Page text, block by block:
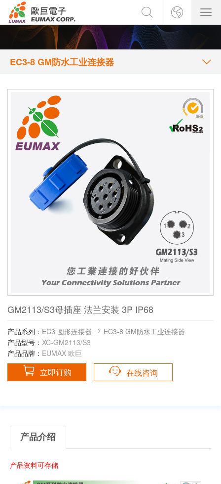
EC3-8 GM防水工业连接器
GM2113/S3母插座 法兰安装 3P IP68
产品系列： EC3 圆形连接器
EC3-8 GM防水工业连接器
产品型号： XC-GM2113/S3
产品品牌： EUMAX 欧巨
立即订购 在线咨询
产品介绍
产品资料可存储